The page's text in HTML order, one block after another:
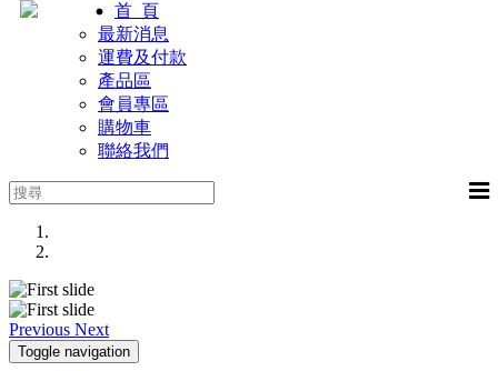
首 頁
最新消息
運費及付款
產品區
會員專區
購物車
聯絡我們
Previous Next
Toggle navigation